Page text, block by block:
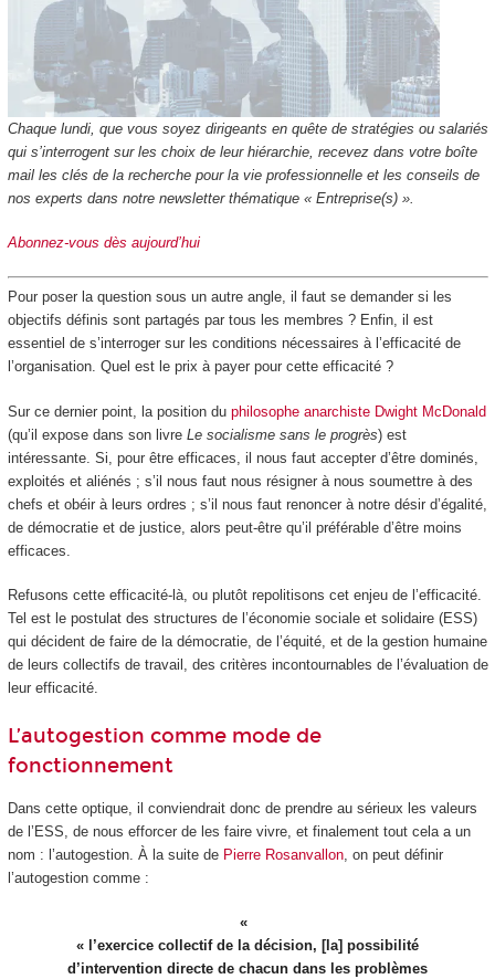
Chaque lundi, que vous soyez dirigeants en quête de stratégies ou salariés
qui s’interrogent sur les choix de leur hiérarchie, recevez dans votre boîte
mail les clés de la recherche pour la vie professionnelle et les conseils de
nos experts dans notre newsletter thématique « Entreprise(s) ».
Abonnez-vous dès aujourd’hui
Pour poser la question sous un autre angle, il faut se demander si les
objectifs définis sont partagés par tous les membres ? Enfin, il est
essentiel de s’interroger sur les conditions nécessaires à l’efficacité de
l’organisation. Quel est le prix à payer pour cette efficacité ?
Sur ce dernier point, la position du philosophe anarchiste Dwight McDonald
(qu’il expose dans son livre Le socialisme sans le progrès) est
intéressante. Si, pour être efficaces, il nous faut accepter d’être dominés,
exploités et aliénés ; s’il nous faut nous résigner à nous soumettre à des
chefs et obéir à leurs ordres ; s’il nous faut renoncer à notre désir d’égalité,
de démocratie et de justice, alors peut-être qu’il préférable d’être moins
efficaces.
Refusons cette efficacité-là, ou plutôt repolitisons cet enjeu de l’efficacité.
Tel est le postulat des structures de l’économie sociale et solidaire (ESS)
qui décident de faire de la démocratie, de l’équité, et de la gestion humaine
de leurs collectifs de travail, des critères incontournables de l’évaluation de
leur efficacité.
L’autogestion comme mode de
fonctionnement
Dans cette optique, il conviendrait donc de prendre au sérieux les valeurs
de l’ESS, de nous efforcer de les faire vivre, et finalement tout cela a un
nom : l’autogestion. À la suite de Pierre Rosanvallon, on peut définir
l’autogestion comme :
« l’exercice collectif de la décision, [la] possibilité
d’intervention directe de chacun dans les problèmes